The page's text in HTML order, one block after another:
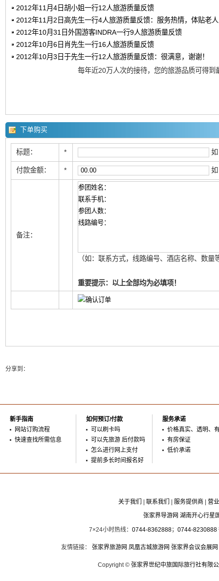
2012年11月4日胡小姐一行12人旅游质量反馈
2012年11月2日高先生一行4人旅游质量反馈：服务热情，体贴老
2012年10月31日外国游客INDRA一行9人旅游质量反馈
2012年10月6日肖先生一行16人旅游质量反馈
2012年10月3日于先生一行12人旅游质量反馈：很满意，谢谢！
每年近20万人次的接待，您的旅游品质可得到
下单购买
标题： *
付款金额： *
备注：
（如：联系方式，线路编号、酒店名称、数量
重要提示：以上全部均为必填项！
分享到：
新手指南
网站订购流程
快速查找所需信息
如何预订/付款
可以刷卡吗
可以先旅游 后付款吗
怎么进行网上支付
提前多长时间报名好
服务承诺
价格真实、透明、
有房保证
低价承诺
关于我们 联系我们 服务提供商
营
张家界导游网 湖南开心行星
7×24小时热线： 0744-8362888； 0744-8230888
友情链接： 张家界旅游网 凤凰古城旅游网 张家界会议会展网
Copyright © 张家界世纪中旅国际旅行社有限